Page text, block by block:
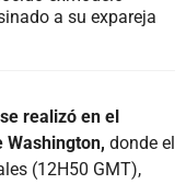
a su expareja
se realizó en el
Washington, donde el
(12H50 GMT),